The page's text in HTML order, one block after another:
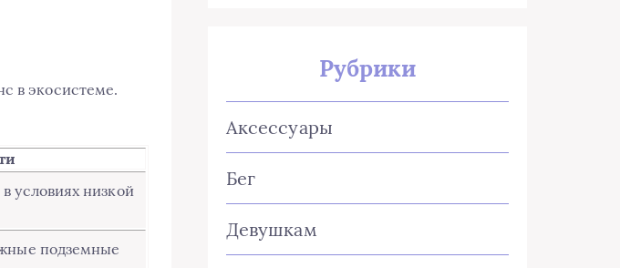
в экосистеме.
условиях низкой
подземные
Рубрики
Аксессуары
Бег
Девушкам